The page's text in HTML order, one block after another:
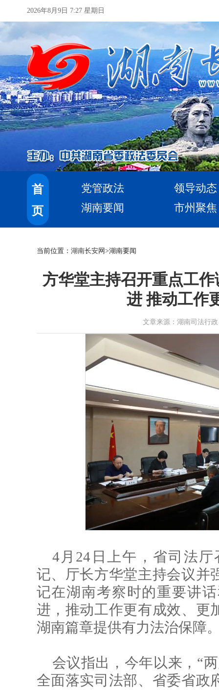
2026年8月9日 7:27 星期日
首
页
党管政法
领导动态
湖南要闻
市州聚焦
当前位置： 湖南长安网 >湖南要闻
方华堂主持召开重点工
进 推动工作
文章来源：湖南司法行
4月24日上午，省司法
记、厅长方华堂主持会议并
记在湖南考察时的重要讲
进，推动工作更有成效、更
湖南篇章提供有力法治保障
会议指出，今年以来，“
全面落实司法部、省委省政